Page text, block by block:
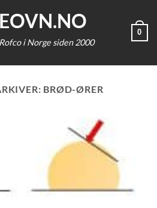
i Norge siden 2000
0
BRØD-ØRER